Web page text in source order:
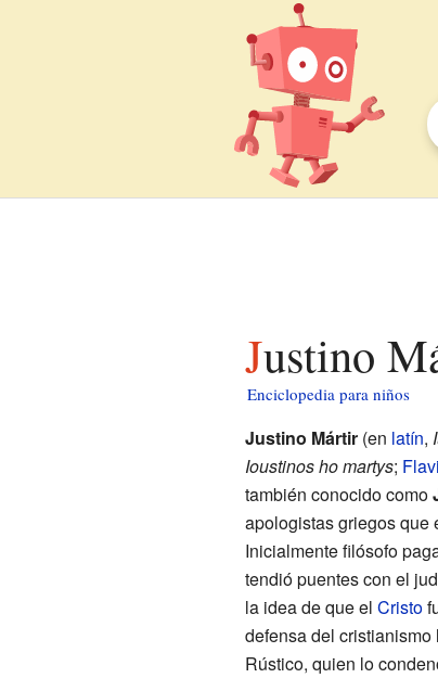
Justino
Enciclopedia para niños
Justino Mártir(en latín,
Ioustinos ho martys;
también conocido como
apologistas griegos que
Inicialmente filósofo
tendió puentes con el
la idea de que el Cristo
defensa del
Rústico, quien lo